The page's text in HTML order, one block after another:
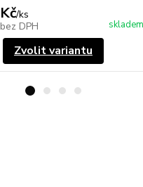
/ks
bez DPH skladem
Zvolit variantu